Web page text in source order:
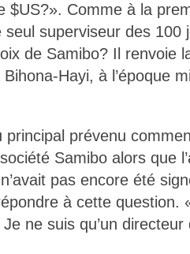
$US?». Comme à la
seul superviseur des
de Samibo? Il renvoie
Hayi, à l’époque
principal prévenu
Samibo alors que
pas encore été
à cette question.
ne suis qu’un